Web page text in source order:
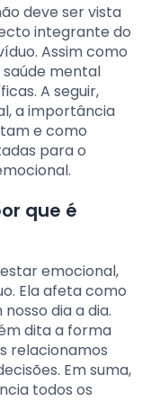
deve ser vista
integrante do
Assim como
saúde mental
A seguir,
a importância
e como
para o
que é
emocional,
Ela afeta como
dia a dia.
dita a forma
relacionamos
Em suma,
todos os